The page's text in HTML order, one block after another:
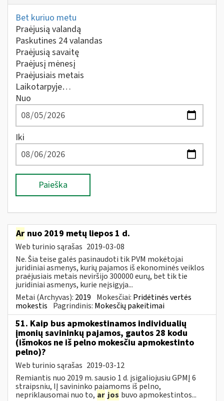
Bet kuriuo metu
Praėjusią valandą
Paskutines 24 valandas
Praėjusią savaitę
Praėjusį mėnesį
Praėjusiais metais
Laikotarpyje…
Nuo
Iki
Paieška
Ar nuo 2019 metų liepos 1 d.
Web turinio sąrašas 2019-03-08
Ne. Šia teise galės pasinaudoti tik PVM mokėtojai
juridiniai asmenys, kurių pajamos iš ekonominės veiklos
praėjusiais metais neviršijo 300000 eurų, bet tik tie
juridiniai asmenys, kurie neįsigyja...
Metai (Archyvas): 2019 Mokesčiai: Pridėtinės vertės
mokestis Pagrindinis: Mokesčių pakeitimai
51. Kaip bus apmokestinamos individualių
įmonių savininkų pajamos, gautos 28 kodu
(išmokos ne iš pelno mokesčiu apmokestinto
pelno)?
Web turinio sąrašas 2019-03-12
Remiantis nuo 2019 m. sausio 1 d. įsigaliojusiu GPMĮ 6
straipsniu, IĮ savininko pajamoms iš pelno,
nepriklausomai nuo to, ar jos buvo apmokestintos...